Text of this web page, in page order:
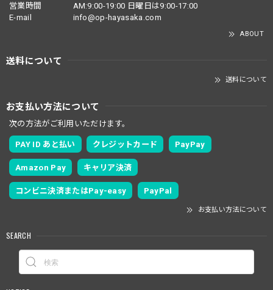
営業時間
AM:9:00-19:00 日曜日は9:00-17:00
E-mail
info@op-hayasaka.com
ABOUT
送料について
送料について
お支払い方法について
次の方法がご利用いただけます。
PAY ID あと払い クレジットカード PayPay
Amazon Pay キャリア決済
コンビニ決済またはPay-easy PayPal
お支払い方法について
SEARCH